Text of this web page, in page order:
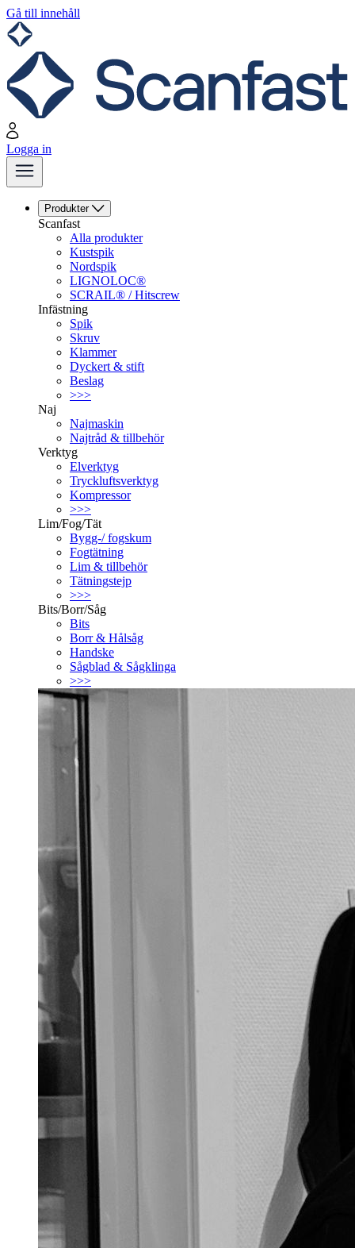
Gå till innehåll
Logga in
Produkter
Scanfast
Alla produkter
Kustspik
Nordspik
LIGNOLOC®
SCRAIL® / Hitscrew
Infästning
Spik
Skruv
Klammer
Dyckert & stift
Beslag
>>>
Naj
Najmaskin
Najtråd & tillbehör
Verktyg
Elverktyg
Tryckluftsverktyg
Kompressor
>>>
Lim/Fog/Tät
Bygg-/ fogskum
Fogtätning
Lim & tillbehör
Tätningstejp
>>>
Bits/Borr/Såg
Bits
Borr & Hålsåg
Handske
Sågblad & Sågklinga
>>>